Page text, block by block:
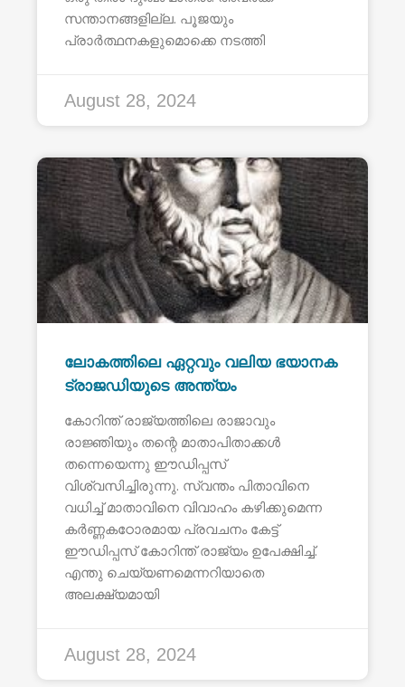
സന്താനങ്ങളില്ല. പൂജയും
പ്രാർത്ഥനകളുമൊക്കെ നടത്തി
August 28, 2024
ലോകത്തിലെ ഏറ്റവും വലിയ ഭയാനക
ട്രാജഡിയുടെ അന്ത്യം
കോറിന്ത് രാജ്യത്തിലെ രാജാവും
രാജ്ഞിയും തന്റെ മാതാപിതാക്കൾ
തന്നെയെന്നു ഈഡിപ്പസ്
വിശ്വസിച്ചിരുന്നു. സ്വന്തം പിതാവിനെ
വധിച്ച് മാതാവിനെ വിവാഹം കഴിക്കുമെന്ന
കർണ്ണകഠോരമായ പ്രവചനം കേട്ട്
ഈഡിപ്പസ് കോറിന്ത് രാജ്യം ഉപേക്ഷിച്ച്.
എന്തു ചെയ്യണമെന്നറിയാതെ
അലക്ഷ്യമായി
August 28, 2024